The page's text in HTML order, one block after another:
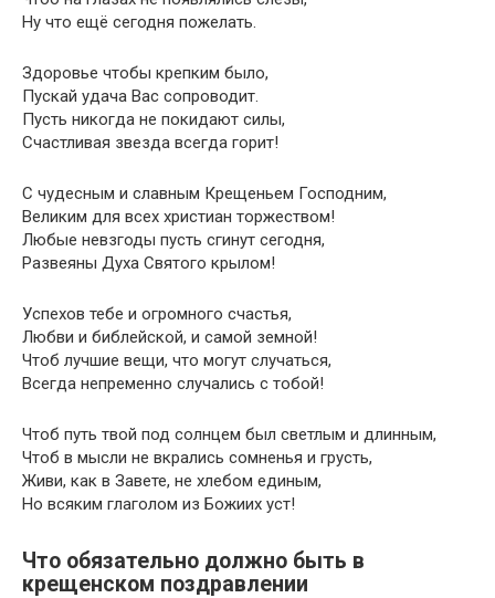
Ну что ещё сегодня пожелать.
Здоровье чтобы крепким было,
Пускай удача Вас сопроводит.
Пусть никогда не покидают силы,
Счастливая звезда всегда горит!
С чудесным и славным Крещеньем Господним,
Великим для всех христиан торжеством!
Любые невзгоды пусть сгинут сегодня,
Развеяны Духа Святого крылом!
Успехов тебе и огромного счастья,
Любви и библейской, и самой земной!
Чтоб лучшие вещи, что могут случаться,
Всегда непременно случались с тобой!
Чтоб путь твой под солнцем был светлым и длинным,
Чтоб в мысли не вкрались сомненья и грусть,
Живи, как в Завете, не хлебом единым,
Но всяким глаголом из Божиих уст!
Что обязательно должно быть в
крещенском поздравлении